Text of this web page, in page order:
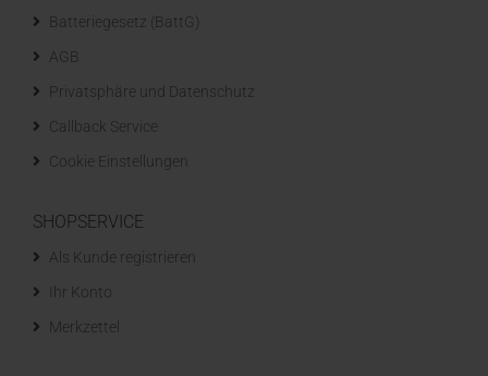
Batteriegesetz (BattG)
AGB
Privatsphäre und Datenschutz
Callback Service
Cookie Einstellungen
SHOPSERVICE
Als Kunde registrieren
Ihr Konto
Merkzettel